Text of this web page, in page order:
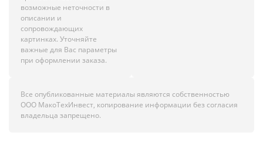
возможные неточности в
описании и
сопровождающих
картинках. Уточняйте
важные для Вас параметры
при оформлении заказа.
Все опубликованные материалы являются собственностью
ООО МакоТехИнвест, копирование информации без согласия
владельца запрещено.